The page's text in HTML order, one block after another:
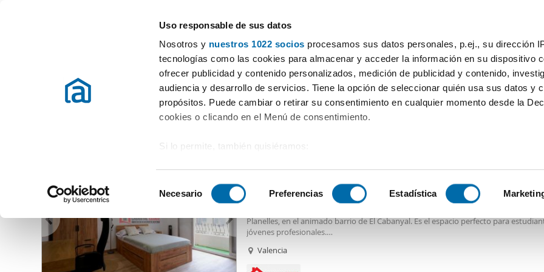
Uso responsable de sus datos
Nosotros y nuestros 1022 socios procesamos sus datos personales, p.ej., su dirección
tecnologías como las cookies para almacenar y acceder la información en su dispositivo
ofrecer publicidad y contenido personalizados, medición de publicidad y contenido,
audiencia y desarrollo de servicios. Tiene la opción de seleccionar quién usa sus datos y
propósitos. Puede cambiar o retirar su consentimiento en cualquier momento desde la
cookies o clicando en el Menú de consentimiento.
Si lo permite, también quisiéramos:
Identificar su dispositivo analizándolo activamente para buscar características
Obtenga más información sobre cómo se procesan sus datos personales y establezca
preferencias en la
sección de datos. Puede cambiar o retirar su consentimiento en
en la Declaración de cookies.
e
e
c
c
Necesario Preferencias Estadística
Elegir distrito Habitaciones Más filtros - 2
Alquiler pisos Valencia / València Alquiler pisos Valencia Alquiler piso barato Vara de Quart Valencia
Alquiler piso barato Vara de Quart Valencia (6 viviendas)
Habitaciones en alquiler en piso reformado en El Cabanyal
Planelles, en el animado barrio de El Cabanyal. Es el espacio perfecto para
jóvenes profesionales.
El apartamento está en la primera planta y no dispone de ascensor. Cuenta con
habitaciones privadas, cada una amueblada con una cama doble
Valencia